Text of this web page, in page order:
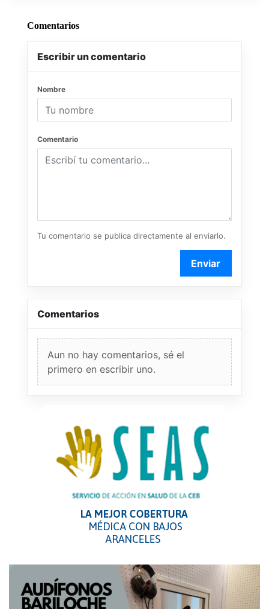
Comentarios
Escribir un comentario
Nombre
Comentario
Tu comentario se publica directamente al enviarlo.
Enviar
Comentarios
Aun no hay comentarios, sé el
primero en escribir uno.